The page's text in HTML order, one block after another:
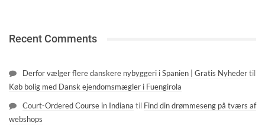
Recent Comments
Derfor vælger flere danskere nybyggeri i Spanien | Gratis Nyhedertil
Køb bolig med Dansk ejendomsmægler i Fuengirola
Court-Ordered Course in Indiana til Find din drømmeseng på tværs af
webshops